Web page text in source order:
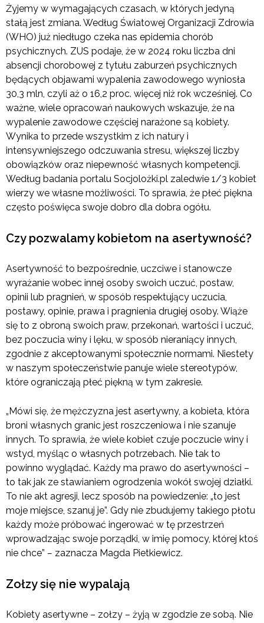
Żyjemy w wymagających czasach, w których jedyną
stałą jest zmiana. Według Światowej Organizacji Zdrowia
(WHO) już niedługo czeka nas epidemia chorób
psychicznych. ZUS podaje, że w 2024 roku liczba dni
absencji chorobowej z tytułu zaburzeń psychicznych
będących objawami wypalenia zawodowego wyniosła
30,3 mln, czyli aż o 16,2 proc. więcej niż rok wcześniej. Co
ważne, wiele opracowań naukowych wskazuje, że na
wypalenie zawodowe częściej narażone są kobiety.
Wynika to przede wszystkim z ich natury i
intensywniejszego odczuwania stresu, większej liczby
obowiązków oraz niepewność własnych kompetencji.
Według badania portalu Socjolożki.pl zaledwie 1/3 kobiet
wierzy we własne możliwości. To sprawia, że płeć piękna
często poświęca swoje dobro dla dobra ogółu.
Czy pozwalamy kobietom na asertywność?
Asertywność to bezpośrednie, uczciwe i stanowcze
wyrażanie wobec innej osoby swoich uczuć, postaw,
opinii lub pragnień, w sposób respektujący uczucia,
postawy, opinie, prawa i pragnienia drugiej osoby. Wiąże
się to z obroną swoich praw, przekonań, wartości i uczuć,
bez poczucia winy i lęku, w sposób nieraniący innych,
zgodnie z akceptowanymi społecznie normami. Niestety
w naszym społeczeństwie panuje wiele stereotypów,
które ograniczają płeć piękną w tym zakresie.
„Mówi się, że mężczyzna jest asertywny, a kobieta, która
broni własnych granic jest roszczeniowa i nie szanuje
innych. To sprawia, że wiele kobiet czuje poczucie winy i
wstyd, myśląc o własnych potrzebach. Nie tak to
powinno wyglądać. Każdy ma prawo do asertywności –
to tak jak ze stawianiem ogrodzenia wokół swojej działki.
To nie akt agresji, lecz sposób na powiedzenie: „to jest
moje miejsce, szanuj je”. Gdy nie zbudujemy takiego płotu
każdy może próbować ingerować w tę przestrzeń
wprowadzając swoje porządki, w imię pomocy, której ktoś
nie chce” – zaznacza Magda Pietkiewicz.
Zołzy się nie wypalają
Kobiety asertywne – zołzy – żyją w zgodzie ze sobą. Nie